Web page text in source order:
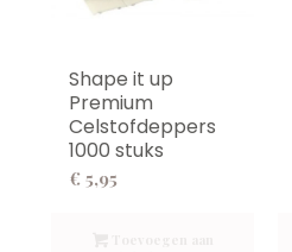
Shape it up
Premium
Celstofdeppers
1000 stuks
€ 5,95